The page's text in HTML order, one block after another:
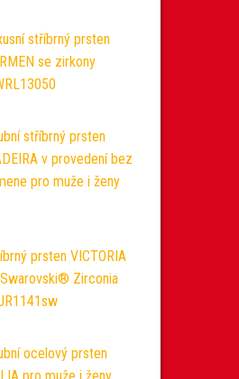
stříbrný prsten
se zirkony
stříbrný prsten
v provedení bez
pro muže i ženy
prsten VICTORIA
Zirconia
ocelový prsten